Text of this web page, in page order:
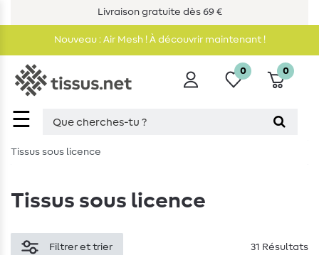
Livraison gratuite dès 69 €
Nouveau : Air Mesh ! À découvrir maintenant !
☰
0 0
Tissus sous licence
Tissus sous licence
Filtrer et trier 31 Résultats